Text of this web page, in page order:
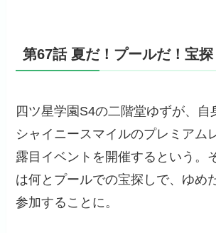
第67話 夏だ！プールだ！宝
四ツ星学園S4の二階堂ゆずが、自
シャイニースマイルのプレミアム
露目イベントを開催するという。
は何とプールでの宝探しで、ゆめ
参加することに。